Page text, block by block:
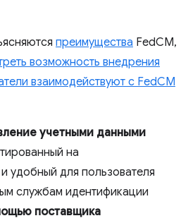
преимущества FedCM,
возможность внедрения
взаимодействуют с FedCM
учетными данными
на
удобный для пользователя
службам идентификации
поставщика